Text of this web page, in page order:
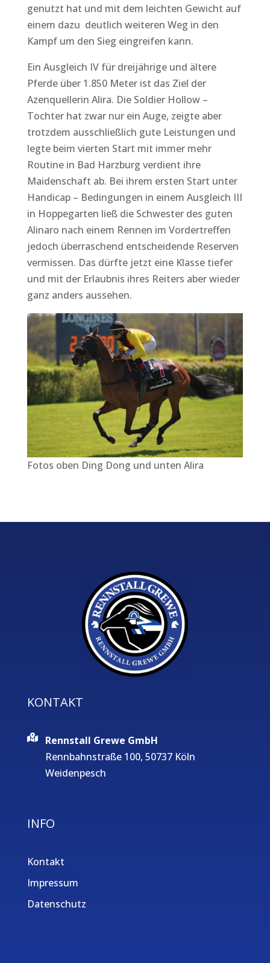
genutzt hat und mit dem leichten Gewicht auf
einem dazu deutlich weiteren Weg in den
Kampf um den Sieg eingreifen kann.
Ein Ausgleich IV für dreijährige und ältere
Pferde über 1.850 Meter ist das Ziel der
Azenquellerin Alira. Die Soldier Hollow –
Tochter hat zwar nur ein Auge, zeigte aber
trotzdem ausschließlich gute Leistungen und
legte beim vierten Start mit immer mehr
Routine in Bad Harzburg verdient ihre
Maidenschaft ab. Bei ihrem ersten Start unter
Handicap – Bedingungen in einem Ausgleich III
in Hoppegarten ließ die Schwester des guten
Alinaro nach einem Rennen im Vordertreffen
jedoch überraschend entscheidende Reserven
vermissen. Das dürfte jetzt eine Klasse tiefer
und mit der Erlaubnis ihres Reiters aber wieder
ganz anders aussehen.
Fotos oben Ding Dong und unten Alira
KONTAKT
Rennstall Grewe GmbH
Rennbahnstraße 100, 50737 Köln
Weidenpesch
INFO
Kontakt
Impressum
Datenschutz